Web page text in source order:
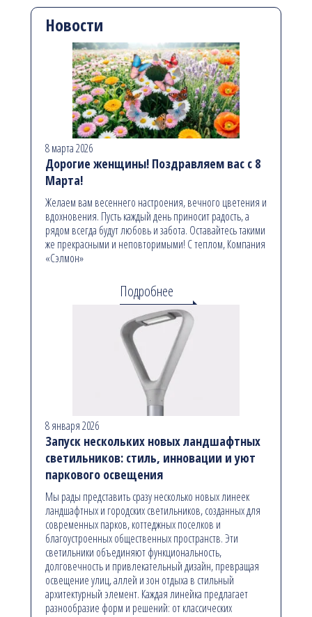
Новости
8 марта 2026
Дорогие женщины! Поздравляем вас с 8
Марта!
Желаем вам весеннего настроения, вечного цветения и
вдохновения. Пусть каждый день приносит радость, а
рядом всегда будут любовь и забота. Оставайтесь такими
же прекрасными и неповторимыми! С теплом, Компания
«Сэлмон»
Подробнее
8 января 2026
Запуск нескольких новых ландшафтных
светильников: стиль, инновации и уют
паркового освещения
Мы рады представить сразу несколько новых линеек
ландшафтных и городских светильников, созданных для
современных парков, коттеджных поселков и
благоустроенных общественных пространств. Эти
светильники объединяют функциональность,
долговечность и привлекательный дизайн, превращая
освещение улиц, аллей и зон отдыха в стильный
архитектурный элемент. Каждая линейка предлагает
разнообразие форм и решений: от классических